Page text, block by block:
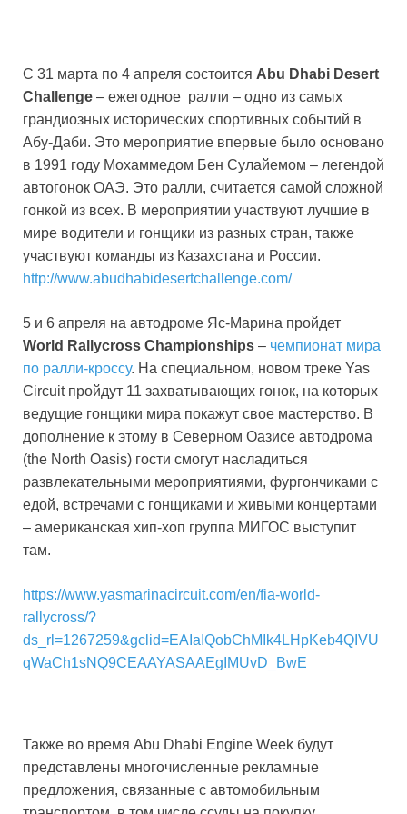
С 31 марта по 4 апреля состоится Abu Dhabi Desert
Challenge – ежегодное ралли – одно из самых
грандиозных исторических спортивных событий в
Абу-Даби. Это мероприятие впервые было основано
в 1991 году Мохаммедом Бен Сулайемом – легендой
автогонок ОАЭ. Это ралли, считается самой сложной
гонкой из всех. В мероприятии участвуют лучшие в
мире водители и гонщики из разных стран, также
участвуют команды из Казахстана и России.
http://www.abudhabidesertchallenge.com/
5 и 6 апреля на автодроме Яс-Марина пройдет
World Rallycross Championships – чемпионат мира
по ралли-кроссу. На специальном, новом треке Yas
Circuit пройдут 11 захватывающих гонок, на которых
ведущие гонщики мира покажут свое мастерство. В
дополнение к этому в Северном Оазисе автодрома
(the North Oasis) гости смогут насладиться
развлекательными мероприятиями, фургончиками с
едой, встречами с гонщиками и живыми концертами
– американская хип-хоп группа МИГОС выступит
там.
https://www.yasmarinacircuit.com/en/fia-world-
rallycross/?
ds_rl=1267259&gclid=EAIaIQobChMIk4LHpKeb4QIVU
qWaCh1sNQ9CEAAYASAAEgIMUvD_BwE
Также во время Abu Dhabi Engine Week будут
представлены многочисленные рекламные
предложения, связанные с автомобильным